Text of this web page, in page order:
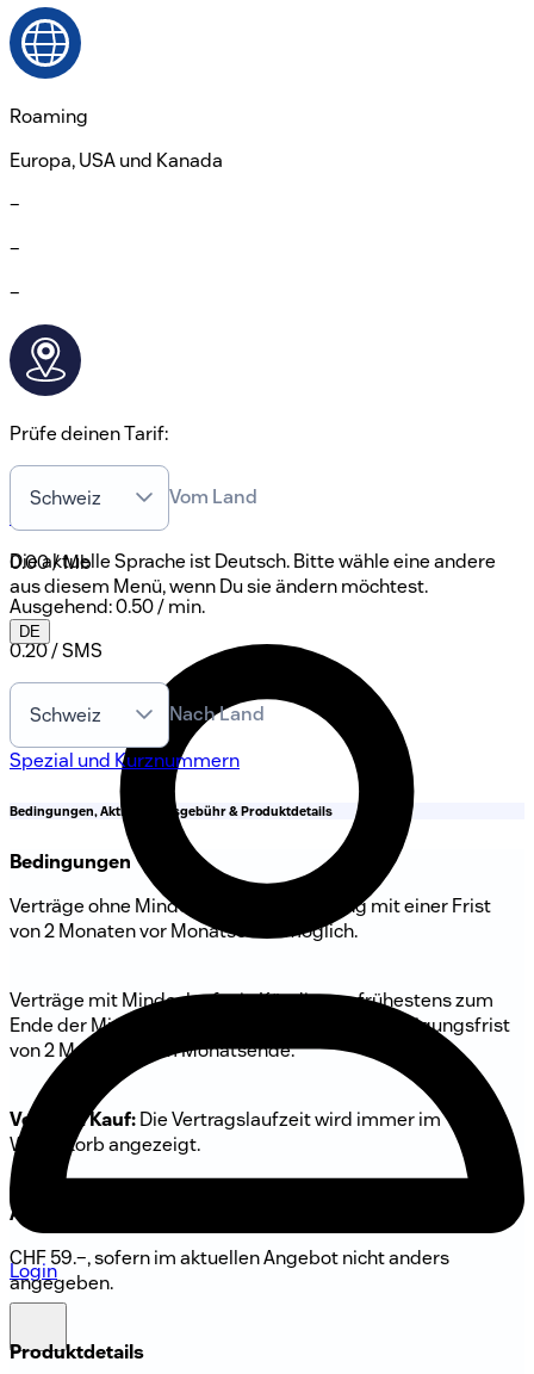
0800 00 68 68
Die aktuelle Sprache ist Deutsch. Bitte wähle eine andere
aus diesem Menü, wenn Du sie ändern möchtest.
DE
Login
Roaming
Europa, USA und Kanada
–
–
–
Prüfe deinen Tarif:
Schweiz Vom Land
0.00 / Mb
Ausgehend:0.50 / min.
0.20 / SMS
Schweiz
Nach Land
Spezial und Kurznummern
Bedingungen, Aktivierungsgebühr & Produktdetails
Bedingungen
Verträge ohne Mindeslaufzeit: Kündigung mit einer Frist
von 2 Monaten vor Monatsende möglich.
Verträge mit Mindeslaufzeit: Kündigung frühestens zum
Ende der Mindeslaufzeit. Danach gilt eine Kündigungsfrist
von 2 Monaten zum Monatsende.
Vor dem Kauf:Die Vertragslaufzeit wird immer im
Warenkorb angezeigt.
Aktivierungsgebühr
CHF 59.–, sofern im aktuellen Angebot nicht anders
angegeben.
Produktdetails